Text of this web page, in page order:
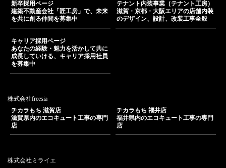
新卒採用ページ
建築不動産会社「匠工房」で、未来
を共に創る仲間を募集中
テナント内装事業（テナント工房）
滋賀・京都・大阪エリアの店舗内装
のデザイン、設計、改装工事全般
キャリア採用ページ
あなたの経験・魅力を活かして共に
成長していける、キャリア採用社員
を募集中
株式会社freesia
チカラもち 滋賀店
滋賀県内のエコキュート工事の専門
店
チカラもち 福井店
福井県内のエコキュート工事の専門
店
株式会社ミライエ